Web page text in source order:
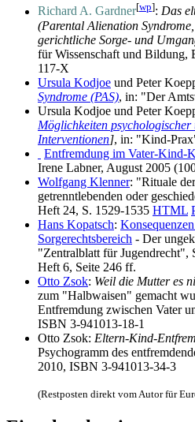
Richard A. Gardner[wp]: Das
(Parental Alienation
gerichtliche Sorge- und
für Wissenschaft und
117-X
Ursula Kodjoe und Peter
Syndrome (PAS), in: "Der
Ursula Kodjoe und Peter
Möglichkeiten
Interventionen], in: "Kind-
Entfremdung im Vater-Kind-
Irene Labner, August 2005
Wolfgang Klenner: "Rituale
getrenntlebenden oder
Heft 24, S. 1529-1535 HTML
Hans Kopatsch:
Sorgerechtsbereich - Der
"Zentralblatt für Jugendrecht",
Heft 6, Seite 246 ff.
Otto Zsok: Weil die Mutter es
zum "Halbwaisen" gemacht
Entfremdung zwischen Vater
ISBN 3-941013-18-1
Otto Zsok: Eltern-Kind-
Psychogramm des
2010, ISBN 3-941013-34-3
(Restposten direkt vom Autor für